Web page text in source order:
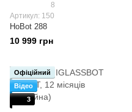
8
Артикул: 150
HoBot 288
10 999 грн
Офіційний
Відео
3